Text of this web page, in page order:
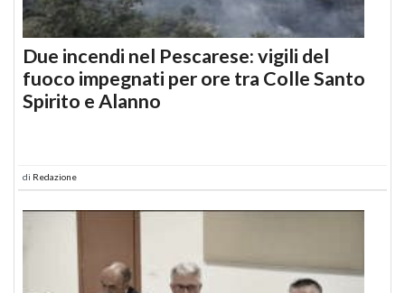
Due incendi nel Pescarese: vigili del
fuoco impegnati per ore tra Colle Santo
Spirito e Alanno
di Redazione